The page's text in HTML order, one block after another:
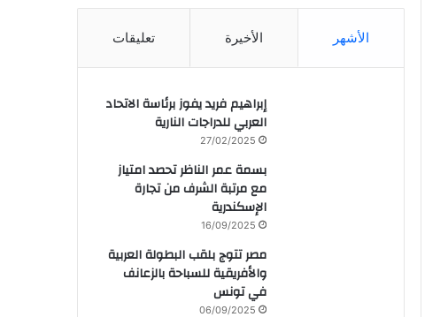
الأشهر الأخيرة تعليقات
إبراهيم فريد يفوز برئاسة الاتحاد
العربي للدراجات النارية
27/02/2025
بسمة عمر الناظر تحصد امتياز
مع مرتبة الشرف من تجارة
الإسكندرية
16/09/2025
مصر تتوج بلقب البطولة العربية
والأفريقية للسباحة بالزعانف
في تونس
06/09/2025